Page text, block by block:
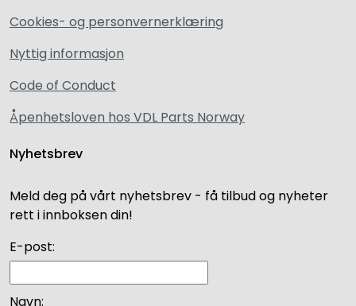
Cookies- og personvernerklæring
Nyttig informasjon
Code of Conduct
Åpenhetsloven hos VDL Parts Norway
Nyhetsbrev
Meld deg på vårt nyhetsbrev - få tilbud og nyheter
rett i innboksen din!
E-post:
Navn: